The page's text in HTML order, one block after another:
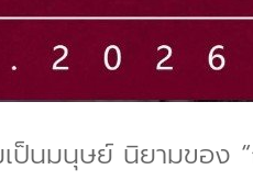
นมนุษย์ นิยามของ